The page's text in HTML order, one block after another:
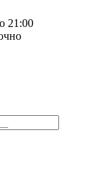
21:00